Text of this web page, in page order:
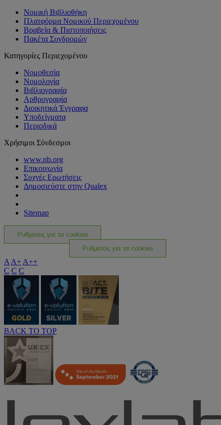
Νομική Βιβλιοθήκη
Πλατφόρμα Νομικού Περιεχομένου
Βραβεία & Πιστοποιήσεις
Πακέτα Συνδρομών
Κατηγορίες Περιεχομένου
Νομοθεσία
Νομολογία
Βιβλιογραφία
Αρθρογραφία
Διοικητικά Έγγραφα
Υποδείγματα
Περιοδικά
Χρήσιμοι Σύνδεσμοι
www.nb.org
Επικοινωνία
Συχνές Ερωτήσεις
Δημοσιεύστε στην Qualex
Sitemap
Ρυθμίσεις για τα cookies
Ρυθμίσεις για τα cookies
A A+ A++
C C C
BACK TO TOP